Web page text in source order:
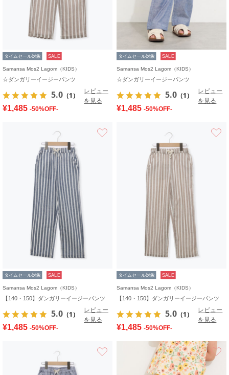
タイムセール対象 SALE
Samansa Mos2 Lagom（KIDS）
☆ダンガリーイージーパンツ
5.0 （1）
レビュー
を見る
¥1,485 -50%OFF-
タイムセール対象 SALE
Samansa Mos2 Lagom（KIDS）
☆ダンガリーイージーパンツ
5.0 （1）
レビュー
を見る
¥1,485 -50%OFF-
タイムセール対象 SALE
Samansa Mos2 Lagom（KIDS）
【140・150】ダンガリーイージーパンツ
5.0 （1）
レビュー
を見る
¥1,485 -50%OFF-
タイムセール対象 SALE
Samansa Mos2 Lagom（KIDS）
【140・150】ダンガリーイージーパンツ
5.0 （1）
レビュー
を見る
¥1,485 -50%OFF-